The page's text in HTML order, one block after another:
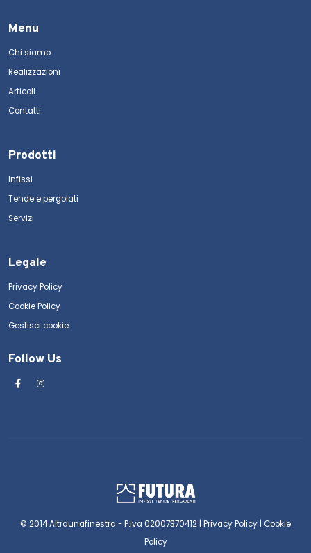
Menu
Chi siamo
Realizzazioni
Articoli
Contatti
Prodotti
Infissi
Tende e pergolati
Servizi
Legale
Privacy Policy
Cookie Policy
Gestisci cookie
Follow Us
© 2014 Altraunafinestra - P.iva 02007370412 | Privacy Policy Cookie
Policy